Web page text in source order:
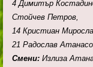
4 Димитър
Стойчев Петров,
14 Кристиан
21 Радослав
Смени: Излиза